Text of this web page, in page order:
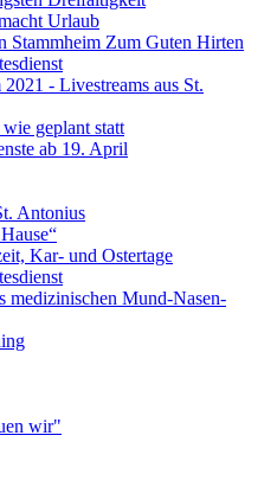
Urlaub
Stammheim Zum Guten Hirten
- Livestreams aus St.
geplant statt
ab 19. April
Antonius
Kar- und Ostertage
medizinischen Mund-Nasen-
wir"